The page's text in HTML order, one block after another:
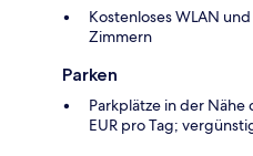
Kostenloses WLAN
Zimmern
Parken
Parkplätze in der
EUR pro Tag;